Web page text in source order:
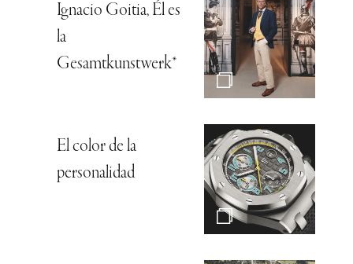
Ignacio Goitia, Él es
la
Gesamtkunstwerk*
El color de la
personalidad